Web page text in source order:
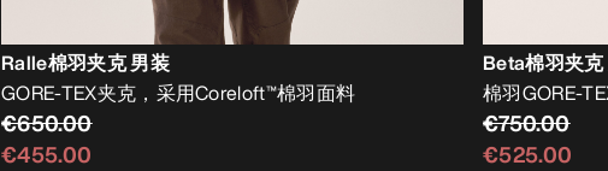
Ralle棉羽夹克 男装
GORE-TEX夹克，采用Coreloft™棉羽面料
€650.00
€455.00
Beta棉羽夹
棉羽GORE-
€750.00
€525.00